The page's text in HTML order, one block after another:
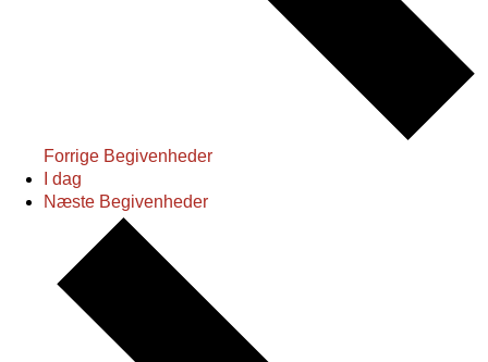
Forrige Begivenheder
I dag
Næste Begivenheder